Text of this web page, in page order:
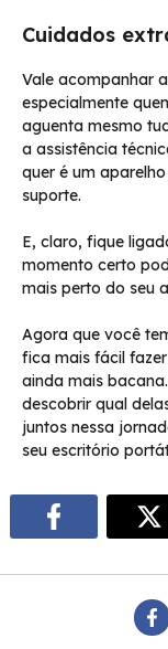
Cuidados
Vale acompanhar
especialmente
aguenta mesmo
a assistência
quer é um
suporte.
E, claro, fique
momento certo
mais perto do seu
Agora que você
fica mais fácil
ainda mais
descobrir qual
juntos nessa
seu escritório